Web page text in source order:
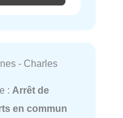
- Charles
: Arrêt de
en commun